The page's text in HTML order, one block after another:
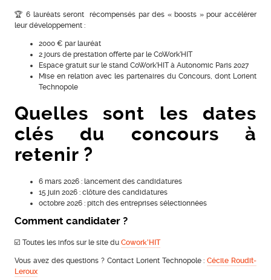
🏆 6 lauréats seront récompensés par des « boosts » pour accélérer
leur développement :
2000 € par lauréat
2 jours de prestation offerte par le CoWork’HIT
Espace gratuit sur le stand CoWork’HIT à Autonomic Paris 2027
Mise en relation avec les partenaires du Concours, dont Lorient
Technopole
Quelles sont les dates
clés du concours à
retenir ?
6 mars 2026 : lancement des candidatures
15 juin 2026 : clôture des candidatures
octobre 2026 : pitch des entreprises sélectionnées
Comment candidater ?
☑️ Toutes les infos sur le site du Cowork’HIT
Vous avez des questions ? Contact Lorient Technopole :Cécile Roudit-
Leroux